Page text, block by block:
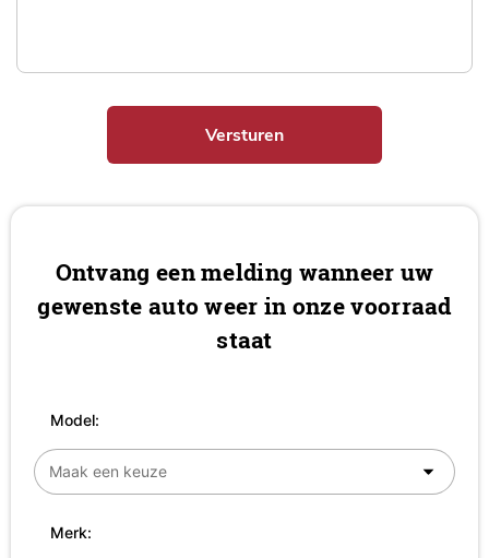
Versturen
Ontvang een melding wanneer uw
gewenste auto weer in onze voorraad
staat
Model:
Merk: